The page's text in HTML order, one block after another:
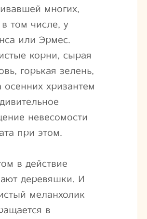
многих,
том числе, у
или Эрмес.
корни, сырая
горькая зелень,
осенних хризантем
невесомости
при этом.
в действие
деревяшки. И
меланхолик
в